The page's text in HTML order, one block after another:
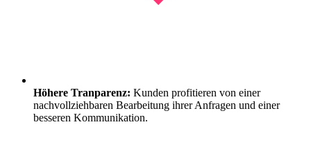
Höhere Tranparenz: Kunden profitieren von einer
nachvollziehbaren Bearbeitung ihrer Anfragen und einer
besseren Kommunikation.